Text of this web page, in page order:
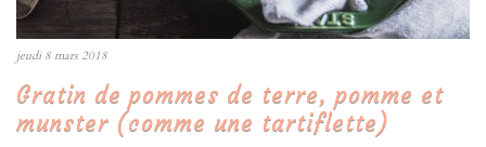
jeudi 8 mars 2018
Gratin de pommes de terre, pomme et
munster (comme une tartiflette)